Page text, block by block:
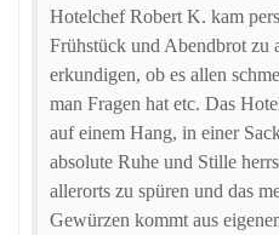
Hotelchef Robert K. kam
Frühstück und Abendbrot zu
erkundigen, ob es allen
man Fragen hat etc. Das
auf einem Hang, in einer
absolute Ruhe und Stille
allerorts zu spüren und das
Gewürzen kommt aus